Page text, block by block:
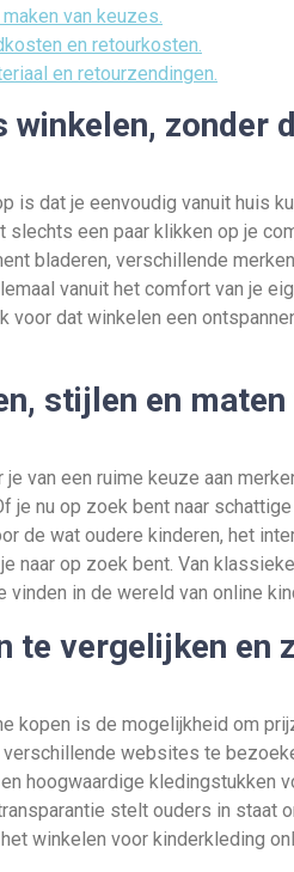
van keuzes.
en retourkosten.
en retourzendingen.
zonder
is dat je eenvoudig vanuit huis
een paar klikken op je
bladeren, verschillende
vanuit het comfort van je
voor dat winkelen een
stijlen en
van een ruime keuze aan
je nu op zoek bent naar
de wat oudere kinderen, het
naar op zoek bent. Van
in de wereld van online
te vergelijken en
kopen is de mogelijkheid om
websites te
hoogwaardige kledingstukken
stelt ouders in staat
winkelen voor kinderkleding